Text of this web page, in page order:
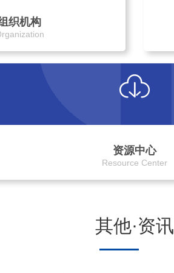
织机构
资源中心
Resource Center
其他·资讯